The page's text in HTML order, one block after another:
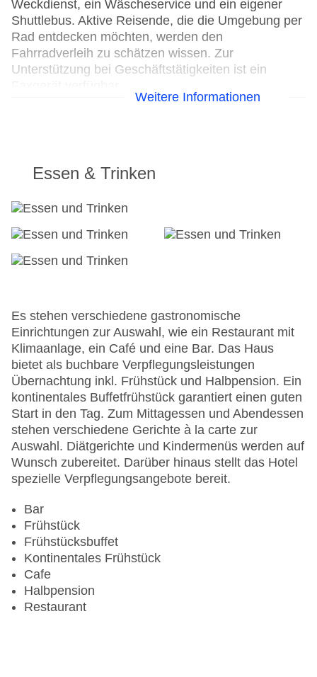
Weckdienst, ein Wäscheservice und ein eigener
Shuttlebus. Aktive Reisende, die die Umgebung per
Rad entdecken möchten, werden den
Fahrradverleih zu schätzen wissen. Zur
Unterstützung bei Geschäftstätigkeiten ist ein
Check-out bis: 11:00:00
Konferenzraum
WLAN/WiFi im Hotel
Letzte umfassende Renovierung: 2000
Anzahl der Aufzüge: 1
Gesamtanzahl der Stockwerke: 4
Gesamtanzahl der Zimmer: 63
Pools:Indoor Pool, Outdoor Pool, Sonnenschirme
am Pool, Liegen am Pool
Zahlungsarten: American Express, Diners Club,
EC Maestro, Mastercard, Visa
Landeskategorie: 3 Sterne
Weitere Informationen
Essen & Trinken
Es stehen verschiedene gastronomische
Einrichtungen zur Auswahl, wie ein Restaurant mit
Klimaanlage, ein Café und eine Bar. Das Haus
bietet als buchbare Verpflegungsleistungen
Übernachtung inkl. Frühstück und Halbpension. Ein
kontinentales Buffetfrühstück garantiert einen guten
Start in den Tag. Zum Mittagessen und Abendessen
stehen verschiedene Gerichte à la carte zur
Auswahl. Diätgerichte und Kindermenüs werden auf
Wunsch zubereitet. Darüber hinaus stellt das Hotel
spezielle Verpflegungsangebote bereit.
Bar
Frühstück
Frühstücksbuffet
Kontinentales Frühstück
Cafe
Halbpension
Restaurant